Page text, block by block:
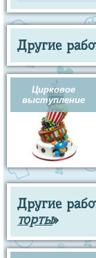
Другие
Цирковое
выступление
Другие
торты»